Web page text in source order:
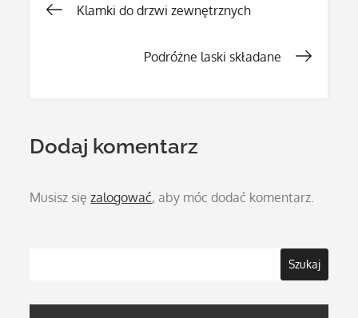
Nawigacja
Klamki do drzwi zewnętrznych
Podróżne laski składane
Dodaj komentarz
Musisz sięzalogować, aby móc dodać komentarz.
Szukaj